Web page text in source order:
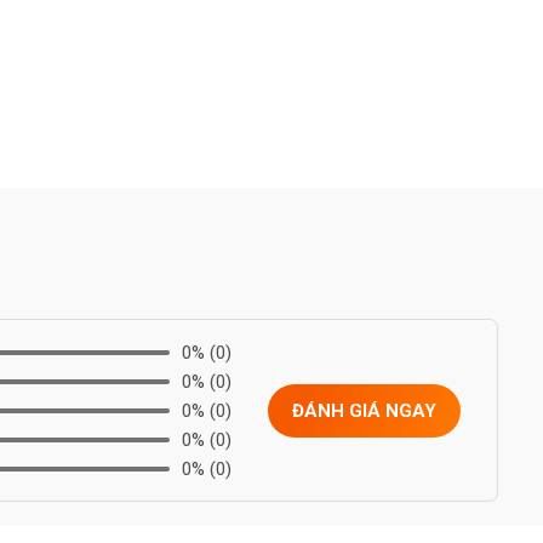
0% (0)
0% (0)
0% (0)
0% (0)
0% (0)
ĐÁNH GIÁ NGAY